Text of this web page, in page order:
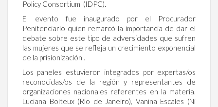
Policy Consortium (IDPC).
El evento fue inaugurado por el Procurador
Penitenciario quien remarcó la importancia de dar el
debate sobre este tipo de adversidades que sufren
las mujeres que se refleja un crecimiento exponencial
de la prisionización .
Los paneles estuvieron integrados por expertas/os
reconocidas/os de la región y representantes de
organizaciones nacionales referentes en la materia.
Luciana Boiteux (Río de Janeiro), Vanina Escales (Ni